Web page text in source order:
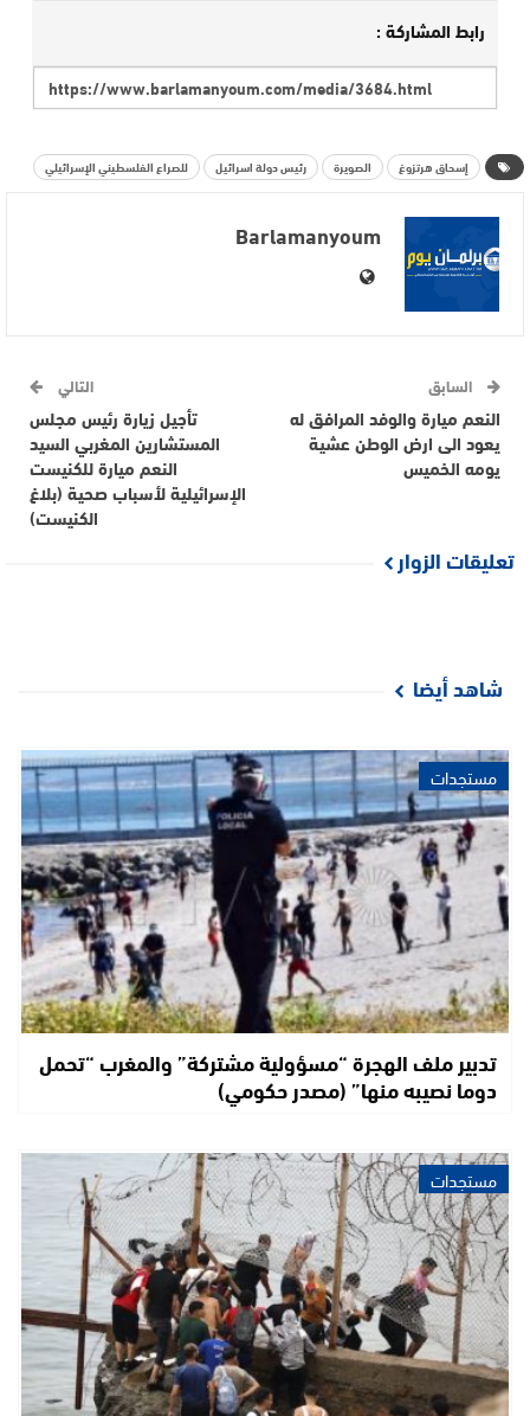
رابط المشاركة :
إسحاق هرتزوغ الصويرة رئيس دولة اسرائيل للصراع الفلسطيني الإسرائيلي
Barlamanyoum
السابق
النعم ميارة والوفد المرافق له
يعود الى ارض الوطن عشية
يومه الخميس
التالي
تأجيل زيارة رئيس مجلس
المستشارين المغربي السيد
النعم ميارة للكنيست
الإسرائيلية لأسباب صحية (بلاغ
الكنيست)
تعليقات الزوار
شاهد أيضا
مستجدات
تدبير ملف الهجرة “مسؤولية مشتركة” والمغرب “تحمل
دوما نصيبه منها” (مصدر حكومي)
مستجدات